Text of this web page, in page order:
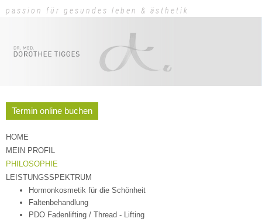
passion für gesundes leben & ästhetik
Termin online buchen
HOME
MEIN PROFIL
PHILOSOPHIE
LEISTUNGSSPEKTRUM
Hormonkosmetik für die Schönheit
Faltenbehandlung
PDO Fadenlifting / Thread - Lifting